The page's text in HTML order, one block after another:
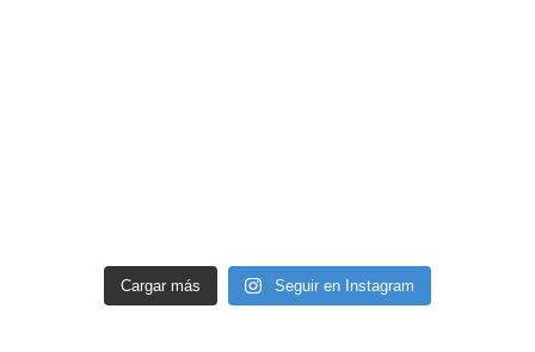
Cargar más Seguir en Instagram